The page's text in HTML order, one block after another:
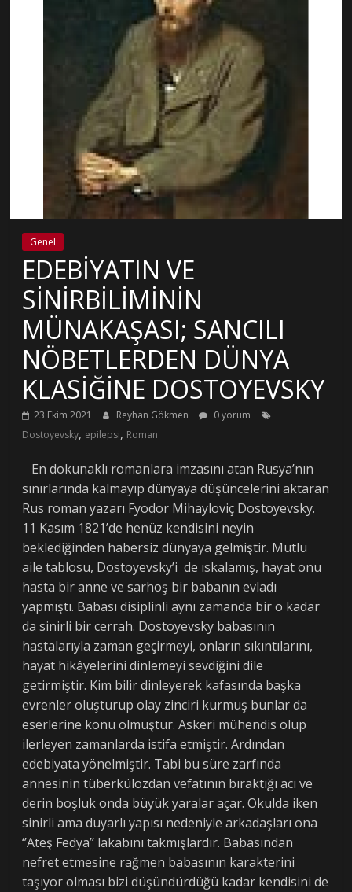
Genel
EDEBİYATIN VE
SİNİRBİLİMİNİN
MÜNAKAŞASI; SANCILI
NÖBETLERDEN DÜNYA
KLASİĞİNE DOSTOYEVSKY
23 Ekim 2021 Reyhan Gökmen
0 yorum
Dostoyevsky, epilepsi, Roman
En dokunaklı romanlara imzasını atan Rusya’nın
sınırlarında kalmayıp dünyaya düşüncelerini aktaran
Rus roman yazarı Fyodor Mihayloviç Dostoyevsky.
11 Kasım 1821’de henüz kendisini neyin
beklediğinden habersiz dünyaya gelmiştir. Mutlu
aile tablosu, Dostoyevsky’i de ıskalamış, hayat onu
hasta bir anne ve sarhoş bir babanın evladı
yapmıştı. Babası disiplinli aynı zamanda bir o kadar
da sinirli bir cerrah. Dostoyevsky babasının
hastalarıyla zaman geçirmeyi, onların sıkıntılarını,
hayat hikâyelerini dinlemeyi sevdiğini dile
getirmiştir. Kim bilir dinleyerek kafasında başka
evrenler oluşturup olay zinciri kurmuş bunlar da
eserlerine konu olmuştur. Askeri mühendis olup
ilerleyen zamanlarda istifa etmiştir. Ardından
edebiyata yönelmiştir. Tabi bu süre zarfında
annesinin tüberkülozdan vefatının bıraktığı acı ve
derin boşluk onda büyük yaralar açar. Okulda iken
sinirli ama duyarlı yapısı nedeniyle arkadaşları ona
‘’Ateş Fedya’’ lakabını takmışlardır. Babasından
nefret etmesine rağmen babasının karakterini
taşıyor olması bizi düşündürdüğü kadar kendisini de